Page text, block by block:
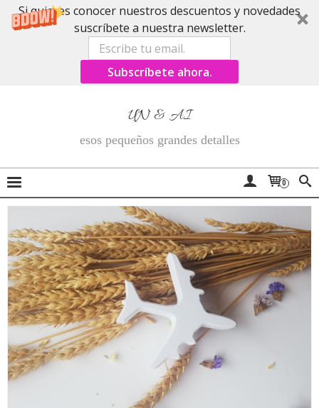
Si quieres conocer nuestros descuentos y novedades
suscríbete a nuestra newsletter.
Subscríbete ahora.
UN & AI
esos pequeños grandes detalles
0